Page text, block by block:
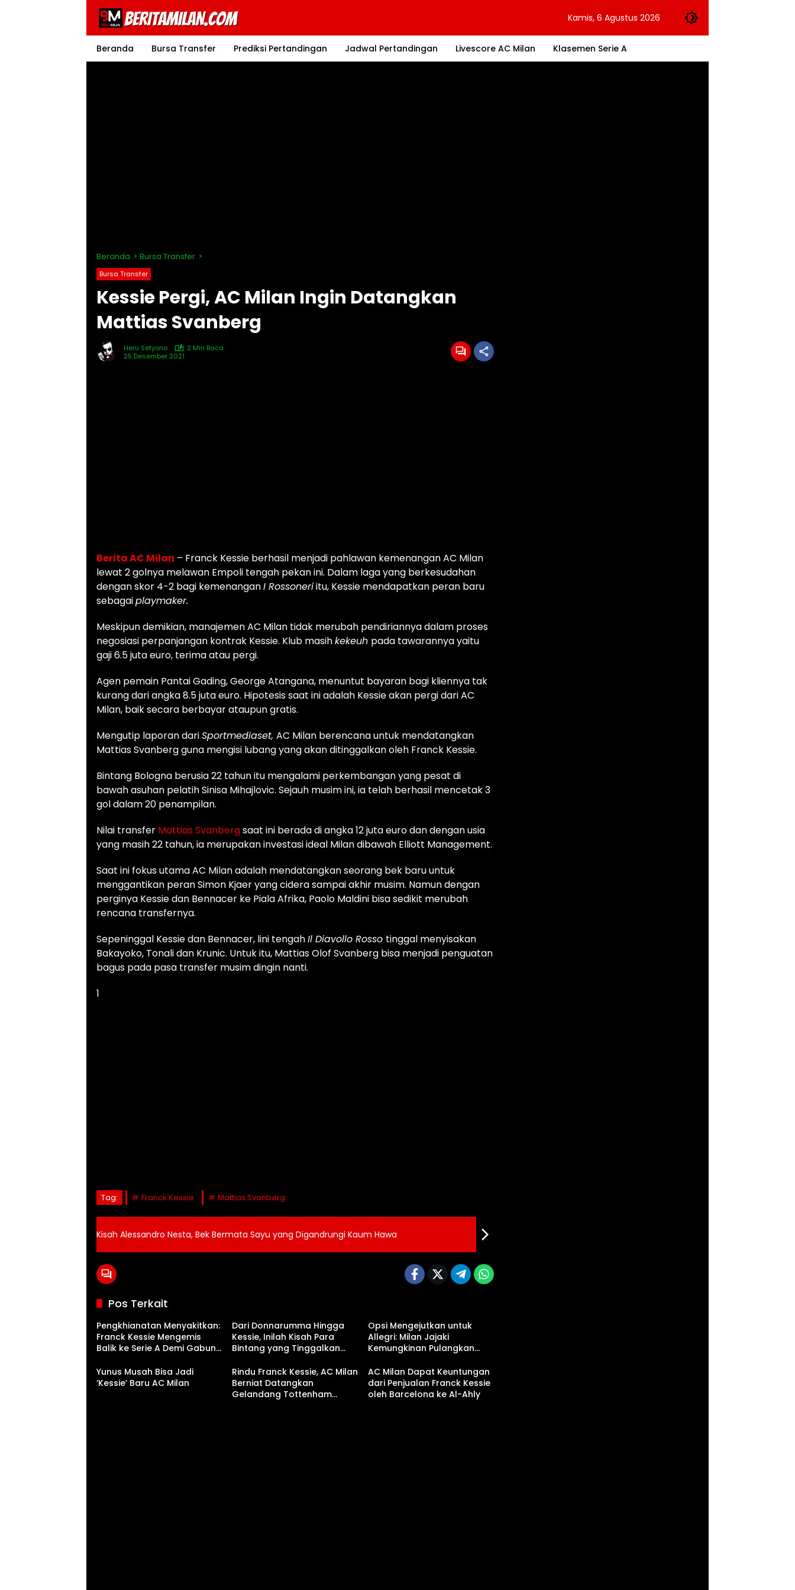
Kamis, 6 Agustus 2026
Beranda Bursa Transfer Prediksi Pertandingan Jadwal Pertandingan Livescore AC Milan Klasemen Serie A
Beranda Bursa Transfer
Bursa Transfer
Kessie Pergi, AC Milan Ingin Datangkan
Mattias Svanberg
Heru Setyono
2 Min Baca
25 Desember 2021
Berita AC Milan – Franck Kessie berhasil menjadi pahlawan kemenangan AC Milan
lewat 2 golnya melawan Empoli tengah pekan ini. Dalam laga yang berkesudahan
dengan skor 4-2 bagi kemenanganI Rossoneriitu, Kessie mendapatkan peran baru
sebagaiplaymaker.
Meskipun demikian, manajemen AC Milan tidak merubah pendiriannya dalam proses
negosiasi perpanjangan kontrak Kessie. Klub masihkekeuh pada tawarannya yaitu
gaji 6.5 juta euro, terima atau pergi.
Agen pemain Pantai Gading, George Atangana, menuntut bayaran bagi kliennya tak
kurang dari angka 8.5 juta euro. Hipotesis saat ini adalah Kessie akan pergi dari AC
Milan, baik secara berbayar ataupun gratis.
Mengutip laporan dariSportmediaset, AC Milan berencana untuk mendatangkan
Mattias Svanberg guna mengisi lubang yang akan ditinggalkan oleh Franck Kessie.
Bintang Bologna berusia 22 tahun itu mengalami perkembangan yang pesat di
bawah asuhan pelatih Sinisa Mihajlovic. Sejauh musim ini, ia telah berhasil mencetak 3
gol dalam 20 penampilan.
Nilai transfer Mattias Svanbergsaat ini berada di angka 12 juta euro dan dengan usia
yang masih 22 tahun, ia merupakan investasi ideal Milan dibawah Elliott Management.
Saat ini fokus utama AC Milan adalah mendatangkan seorang bek baru untuk
menggantikan peran Simon Kjaer yang cidera sampai akhir musim. Namun dengan
perginya Kessie dan Bennacer ke Piala Afrika, Paolo Maldini bisa sedikit merubah
rencana transfernya.
Sepeninggal Kessie dan Bennacer, lini tengahIl Diavollo Rosso tinggal menyisakan
Bakayoko, Tonali dan Krunic. Untuk itu, Mattias Olof Svanberg bisa menjadi penguatan
bagus pada pasa transfer musim dingin nanti.
1
Tag: Franck Kessie Mattias Svanberg
Kisah Alessandro Nesta, Bek Bermata Sayu yang Digandrungi Kaum Hawa
Pos Terkait
Pengkhianatan Menyakitkan:
Franck Kessie Mengemis
Balik ke Serie A Demi Gabung
Dari Donnarumma Hingga
Kessie, Inilah Kisah Para
Bintang yang Tinggalkan
Opsi Mengejutkan untuk
Allegri: Milan Jajaki
Kemungkinan Pulangkan
Kessié
Yunus Musah Bisa Jadi
‘Kessie’ Baru AC Milan
Rindu Franck Kessie, AC Milan
Berniat Datangkan
Gelandang Tottenham
AC Milan Dapat Keuntungan
dari Penjualan Franck Kessie
oleh Barcelona ke Al-Ahly